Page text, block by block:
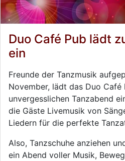
Duo Café Pub lädt
ein
Freunde der Tanzmusik
November, lädt das Duo Café
unvergesslichen Tanzabend
die Gäste Livemusik von
Liedern für die perfekte
Also, Tanzschuhe anziehen
ein Abend voller Musik,